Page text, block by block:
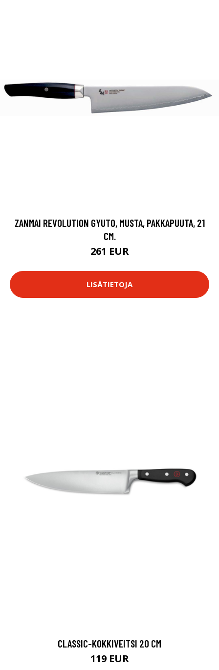
ZANMAI REVOLUTION GYUTO, MUSTA, PAKKAPUUTA, 21
CM.
261 EUR
LISÄTIETOJA
CLASSIC-KOKKIVEITSI 20 CM
119 EUR